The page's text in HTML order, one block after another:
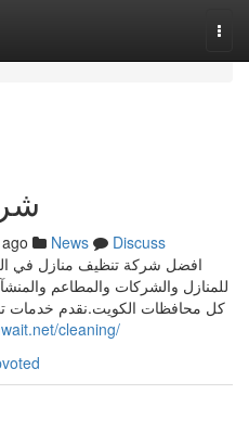
News
Discuss
افضل شركة تنظيف منازل في
للمنازل والشركات والمطاعم
كل محافظات الكويت.نقدم خدمات
cleaning/